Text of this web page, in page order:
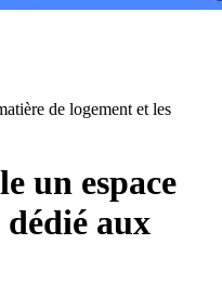
de logement et les
un espace
aux